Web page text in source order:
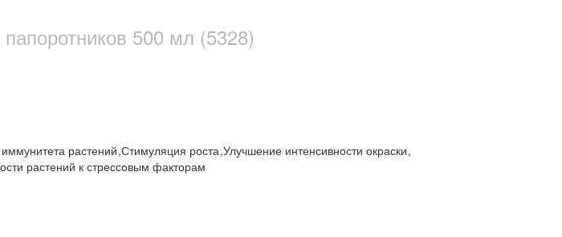
500 мл (5328)
растений,Стимуляция роста,Улучшение интенсивности окраски,
растений к стрессовым факторам